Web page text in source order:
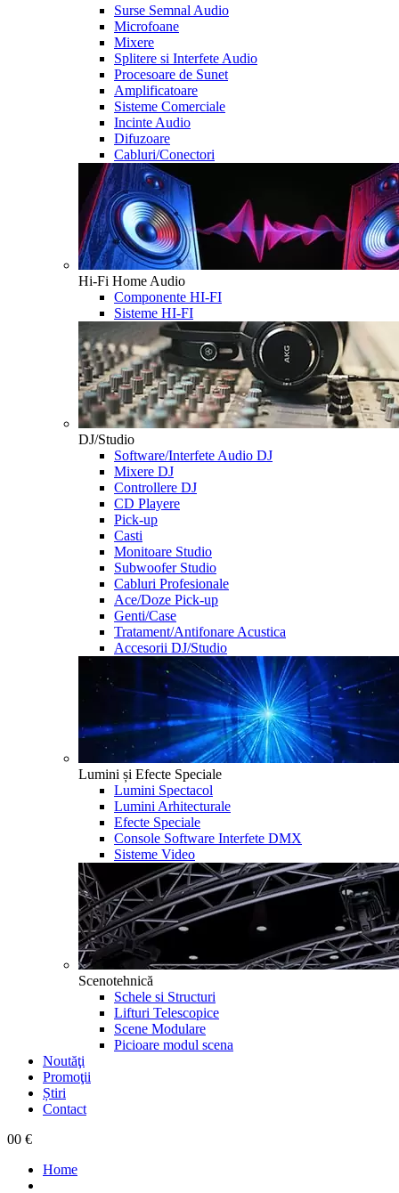
Surse Semnal Audio
Microfoane
Mixere
Splitere si Interfete Audio
Procesoare de Sunet
Amplificatoare
Sisteme Comerciale
Incinte Audio
Difuzoare
Cabluri/Conectori
Hi-Fi Home Audio
Componente HI-FI
Sisteme HI-FI
DJ/Studio
Software/Interfete Audio DJ
Mixere DJ
Controllere DJ
CD Playere
Pick-up
Casti
Monitoare Studio
Subwoofer Studio
Cabluri Profesionale
Ace/Doze Pick-up
Genti/Case
Tratament/Antifonare Acustica
Accesorii DJ/Studio
Lumini și Efecte Speciale
Lumini Spectacol
Lumini Arhitecturale
Efecte Speciale
Console Software Interfete DMX
Sisteme Video
Scenotehnică
Schele si Structuri
Lifturi Telescopice
Scene Modulare
Picioare modul scena
Noutăţi
Promoţii
Știri
Contact
00 €
Home